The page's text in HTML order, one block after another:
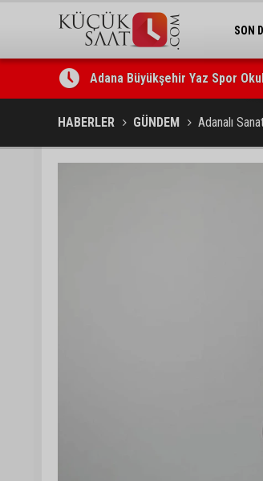
SON
Adana Büyükşehir Yaz Spor
HABERLER GÜNDEM Adanalı